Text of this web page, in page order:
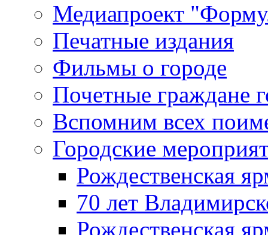
Медиапроект
Печатные издания
Фильмы о городе
Почетные граждане
Вспомним всех
Городские
Рождественская
70 лет
Рождественская